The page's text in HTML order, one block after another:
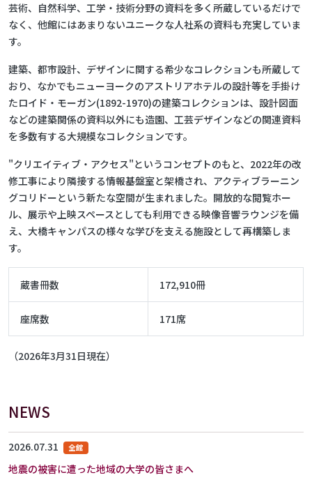
芸術、自然科学、工学・技術分野の資料を多く所蔵しているだけで
なく、他館にはあまりないユニークな人社系の資料も充実していま
す。
建築、都市設計、デザインに関する希少なコレクションも所蔵して
おり、なかでもニューヨークのアストリアホテルの設計等を手掛け
たロイド・モーガン(1892-1970)の建築コレクションは、設計図面
などの建築関係の資料以外にも造園、工芸デザインなどの関連資料
を多数有する大規模なコレクションです。
"クリエイティブ・アクセス"というコンセプトのもと、2022年の改
修工事により隣接する情報基盤室と架橋され、アクティブラーニン
グコリドーという新たな空間が生まれました。開放的な閲覧ホー
ル、展示や上映スペースとしても利用できる映像音響ラウンジを備
え、大橋キャンパスの様々な学びを支える施設として再構築しま
す。
蔵書冊数 172,910冊
座席数 171席
（2026年3月31日現在）
NEWS
2026.07.31 全館
地震の被害に遭った地域の大学の皆さまへ